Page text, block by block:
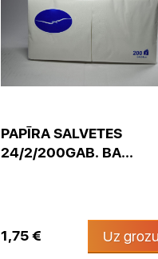
PAPĪRA SALVETES
24/2/200GAB. BA...
1,75 € Uz